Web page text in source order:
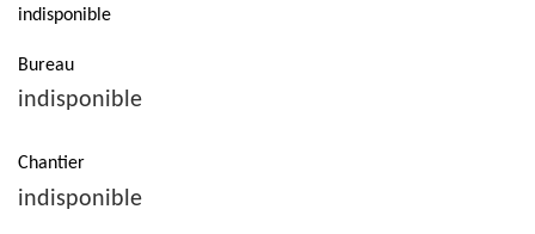
indisponible
Bureau
indisponible
Chantier
indisponible